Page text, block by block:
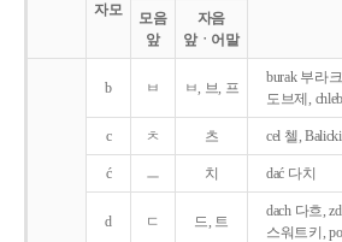
자모
모음
앞
자음
앞ㆍ어말
b ㅂ ㅂ, 브, 프
burak 부라
도브제,
c ㅊ 츠 cel 첼,
ć ㅡ 치 dać 다치
d ㄷ 드, 트
dach 다흐,
스워트키,